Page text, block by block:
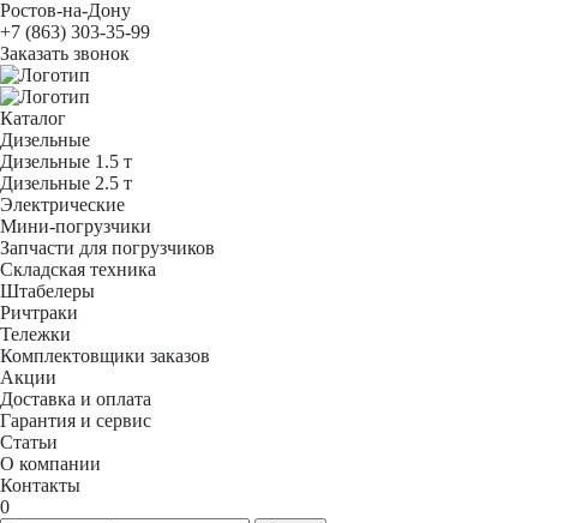
Ростов-на-Дону
+7 (863) 303-35-99
Заказать звонок
Каталог
Дизельные
Дизельные 1.5 т
Дизельные 2.5 т
Электрические
Мини-погрузчики
Запчасти для погрузчиков
Складская техника
Штабелеры
Ричтраки
Тележки
Комплектовщики заказов
Акции
Доставка и оплата
Гарантия и сервис
Статьи
О компании
Контакты
0